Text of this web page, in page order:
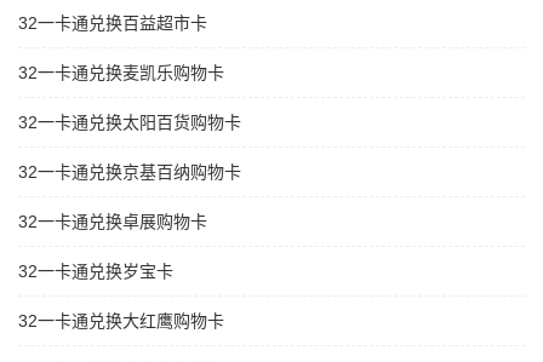
32一卡通兑换百益超市卡
32一卡通兑换麦凯乐购物卡
32一卡通兑换太阳百货购物卡
32一卡通兑换京基百纳购物卡
32一卡通兑换卓展购物卡
32一卡通兑换岁宝卡
32一卡通兑换大红鹰购物卡